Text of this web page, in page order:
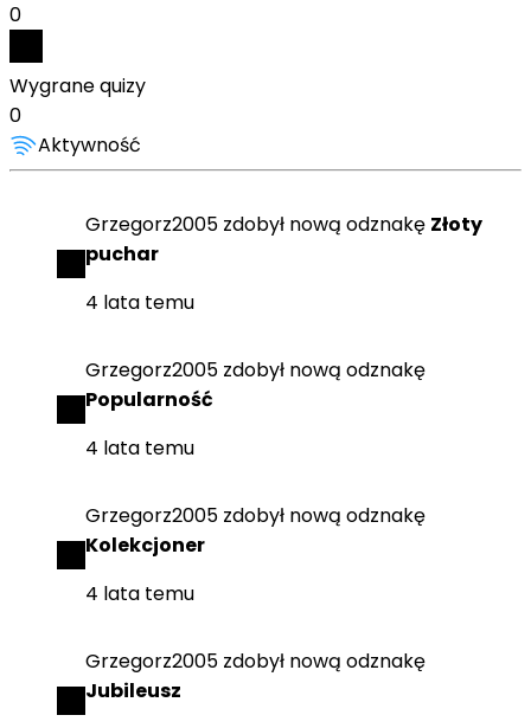
0
Wygrane quizy
0
Aktywność
Grzegorz2005 zdobył nową odznakę Złoty
puchar
4 lata temu
Grzegorz2005 zdobył nową odznakę
Popularność
4 lata temu
Grzegorz2005 zdobył nową odznakę
Kolekcjoner
4 lata temu
Grzegorz2005 zdobył nową odznakę
Jubileusz